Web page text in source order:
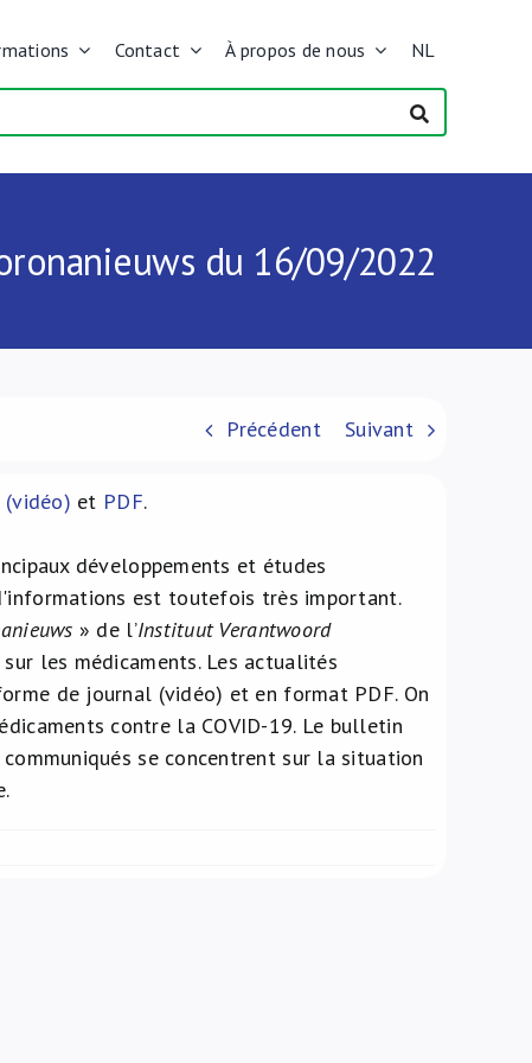
Contact À propos de nous NL
du 16/09/2022
Précédent Suivant
et PDF.
développements et études
est toutefois très important.
» de l’Instituut Verantwoord
les médicaments. Les actualités
de journal (vidéo) et en format PDF. On
contre la COVID-19. Le bulletin
se concentrent sur la situation